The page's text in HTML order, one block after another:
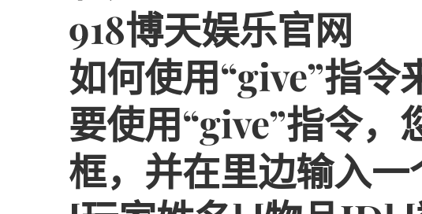
918博天娱乐官网
如何使用“give”指令
要使用“give”指令，
框，并在里边输入